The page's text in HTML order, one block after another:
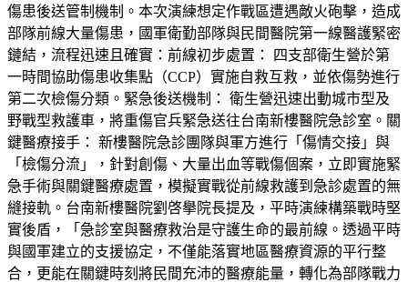
傷患後送管制機制。本次演練想定作戰區遭遇敵火砲擊，造成
部隊前線大量傷患，國軍衛勤部隊與民間醫院第一線醫護緊密
鏈結，流程迅速且確實：前線初步處置： 四支部衛生營於第
一時間協助傷患收集點（CCP）實施自救互救，並依傷勢進行
第二次檢傷分類。緊急後送機制： 衛生營迅速出動城市型及
野戰型救護車，將重傷官兵緊急送往台南新樓醫院急診室。關
鍵醫療接手： 新樓醫院急診團隊與軍方進行「傷情交接」與
「檢傷分流」，針對創傷、大量出血等戰傷個案，立即實施緊
急手術與關鍵醫療處置，模擬實戰從前線救護到急診處置的無
縫接軌。台南新樓醫院劉啓擧院長提及，平時演練構築戰時堅
實後盾，「急診室與醫療救治是守護生命的最前線。透過平時
與國軍建立的支援協定，不僅能落實地區醫療資源的平行整
合，更能在關鍵時刻將民間充沛的醫療能量，轉化為部隊戰力